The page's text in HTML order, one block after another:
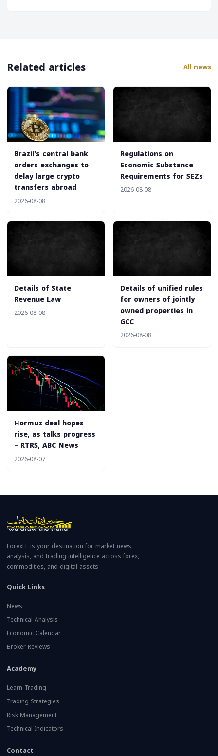
Related articles All news
Brazil's central bank
orders exchanges to
delay large crypto
transfers abroad
2026-08-08
‎Regulations on
Economic Substance
Requirements for SEZs
2026-08-08
‎Details of State
Revenue Law
2026-08-08
‎Details of unified rules
for owners of jointly
owned properties in
GCC
2026-08-08
Hormuz deal hopes
rise, as talks progress
– RTRS, ABC News
2026-08-07
ForexEF is your destination for market news,
analysis, and trading intelligence across forex,
commodities, and digital assets.
Quick Links
News
Technical Analysis
Economic Calendar
Broker Reviews
Academy
Learn Trading
Trading Strategies
Risk Management
Technical Indicators
Contact